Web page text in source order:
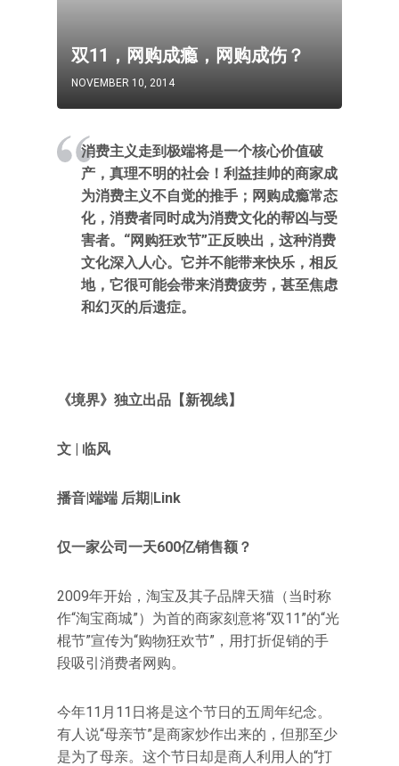
双11，网购成瘾，网购成伤？
NOVEMBER 10, 2014
消费主义走到极端将是一个核心价值破
产，真理不明的社会！利益挂帅的商家成
为消费主义不自觉的推手；网购成瘾常态
化，消费者同时成为消费文化的帮凶与受
害者。“网购狂欢节”正反映出，这种消费
文化深入人心。它并不能带来快乐，相反
地，它很可能会带来消费疲劳，甚至焦虑
和幻灭的后遗症。
《境界》独立出品【新视线】
文 | 临风
播音|端端 后期|Link
仅一家公司一天600亿销售额？
2009年开始，淘宝及其子品牌天猫（当时称
作“淘宝商城”）为首的商家刻意将“双11”的“光
棍节”宣传为“购物狂欢节”，用打折促销的手
段吸引消费者网购。
今年11月11日将是这个节日的五周年纪念。
有人说“母亲节”是商家炒作出来的，但那至少
是为了母亲。这个节日却是商人利用人的“打